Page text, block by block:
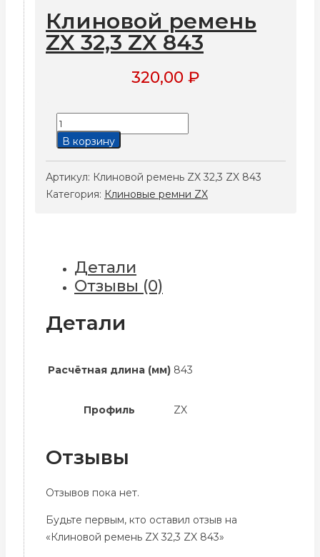
Клиновой ремень
ZX 32,3 ZX 843
320,00 ₽
Количество
товара
ремень
ZX
В корзину
Артикул: Клиновой ремень ZX 32,3 ZX 843
Категория: Клиновые ремни ZX
Детали
Отзывы (0)
Детали
Расчётная длина (мм) 843
Профиль ZX
Отзывы
Отзывов пока нет.
Будьте первым, кто оставил отзыв на
«Клиновой ремень ZX 32,3 ZX 843»